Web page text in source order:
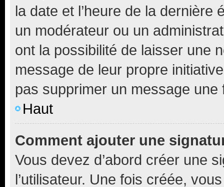
la date et l’heure de la dernière
un modérateur ou un
ont la possibilité de laisser une
message de leur propre
pas supprimer un message une
Haut
Comment ajouter une
Vous devez d’abord créer une
l’utilisateur. Une fois créée,